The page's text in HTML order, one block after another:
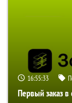
16:55:32
Первый заказ в